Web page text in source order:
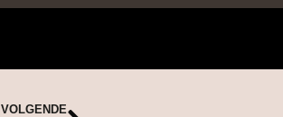
VOLGENDE